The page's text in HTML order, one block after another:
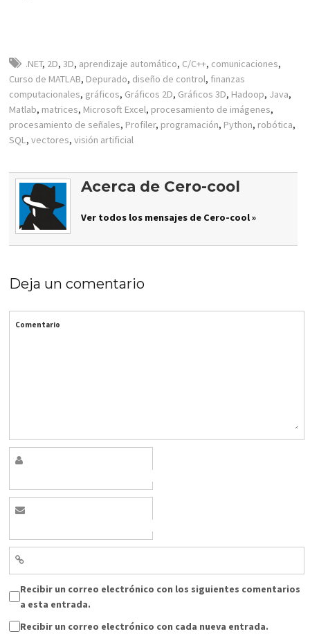
.NET, 2D,3D, aprendizaje automático, C/C++, comunicaciones,
Curso de MATLAB, Depurado, diseño de control, finanzas
computacionales, gráficos, Gráficos 2D, Gráficos 3D, Hadoop, Java,
Matlab, matrices, Microsoft Excel, procesamiento de imágenes,
procesamiento de señales, Profiler, programación, Python, robótica,
SQL ,vectores,visión artificial
Acerca de Cero-cool
Ver todos los mensajes de Cero-cool »
Deja un comentario
Comentario
Recibir un correo electrónico con los siguientes comentarios
a esta entrada.
Recibir un correo electrónico con cada nueva entrada.